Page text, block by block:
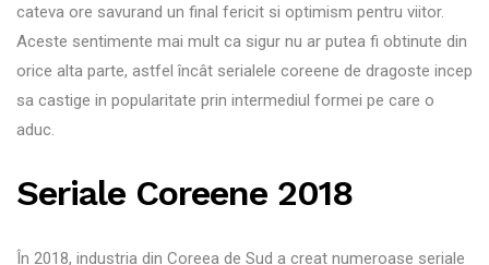
cateva ore savurand un final fericit si optimism pentru viitor.
Aceste sentimente mai mult ca sigur nu ar putea fi obtinute din
orice alta parte, astfel încât serialele coreene de dragoste incep
sa castige in popularitate prin intermediul formei pe care o
aduc.
Seriale Coreene 2018
În 2018, industria din Coreea de Sud a creat numeroase seriale